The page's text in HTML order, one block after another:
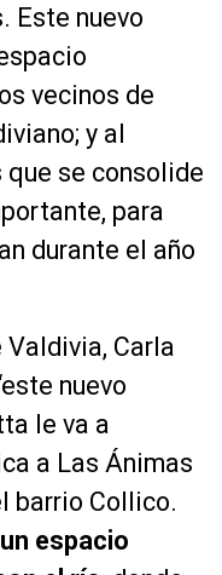
Este nuevo
vecinos de
y al
se consolide
para
durante el año
Carla
nuevo
le va a
a Las Ánimas
barrio Collico.
espacio